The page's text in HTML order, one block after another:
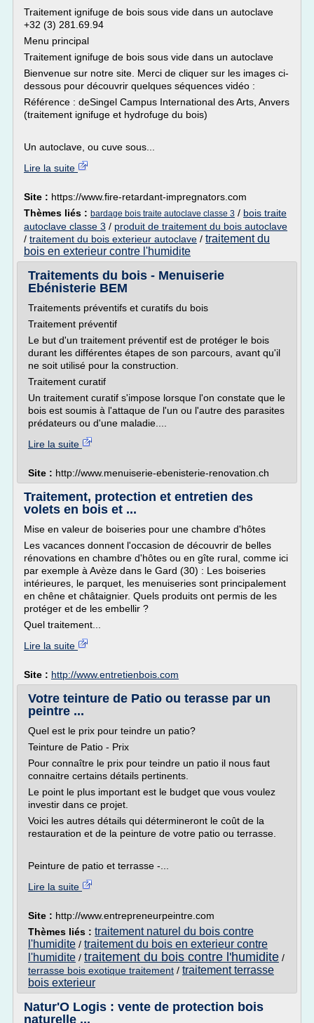
Traitement ignifuge de bois sous vide dans un autoclave
+32 (3) 281.69.94
Menu principal
Traitement ignifuge de bois sous vide dans un autoclave
Bienvenue sur notre site. Merci de cliquer sur les images ci-
dessous pour découvrir quelques séquences vidéo :
Référence : deSingel Campus International des Arts, Anvers
(traitement ignifuge et hydrofuge du bois)
Un autoclave, ou cuve sous...
Lire la suite
Site : https://www.fire-retardant-impregnators.com
Thèmes liés : bardage bois traite autoclave classe 3 / bois traite
autoclave classe 3 / produit de traitement du bois autoclave
/ traitement du bois exterieur autoclave / traitement du
bois en exterieur contre l'humidite
Traitements du bois - Menuiserie
Ebénisterie BEM
Traitements préventifs et curatifs du bois
Traitement préventif
Le but d'un traitement préventif est de protéger le bois
durant les différentes étapes de son parcours, avant qu'il
ne soit utilisé pour la construction.
Traitement curatif
Un traitement curatif s'impose lorsque l'on constate que le
bois est soumis à l'attaque de l'un ou l'autre des parasites
prédateurs ou d'une maladie....
Lire la suite
Site : http://www.menuiserie-ebenisterie-renovation.ch
Traitement, protection et entretien des
volets en bois et ...
Mise en valeur de boiseries pour une chambre d'hôtes
Les vacances donnent l'occasion de découvrir de belles
rénovations en chambre d'hôtes ou en gîte rural, comme ici
par exemple à Avèze dans le Gard (30) : Les boiseries
intérieures, le parquet, les menuiseries sont principalement
en chêne et châtaignier. Quels produits ont permis de les
protéger et de les embellir ?
Quel traitement...
Lire la suite
Site : http://www.entretienbois.com
Votre teinture de Patio ou terasse par un
peintre ...
Quel est le prix pour teindre un patio?
Teinture de Patio - Prix
Pour connaître le prix pour teindre un patio il nous faut
connaitre certains détails pertinents.
Le point le plus important est le budget que vous voulez
investir dans ce projet.
Voici les autres détails qui détermineront le coût de la
restauration et de la peinture de votre patio ou terrasse.
Peinture de patio et terrasse -...
Lire la suite
Site : http://www.entrepreneurpeintre.com
Thèmes liés : traitement naturel du bois contre
l'humidite / traitement du bois en exterieur contre
l'humidite / traitement du bois contre l'humidite /
terrasse bois exotique traitement / traitement terrasse
bois exterieur
Natur'O Logis : vente de protection bois
naturelle ...